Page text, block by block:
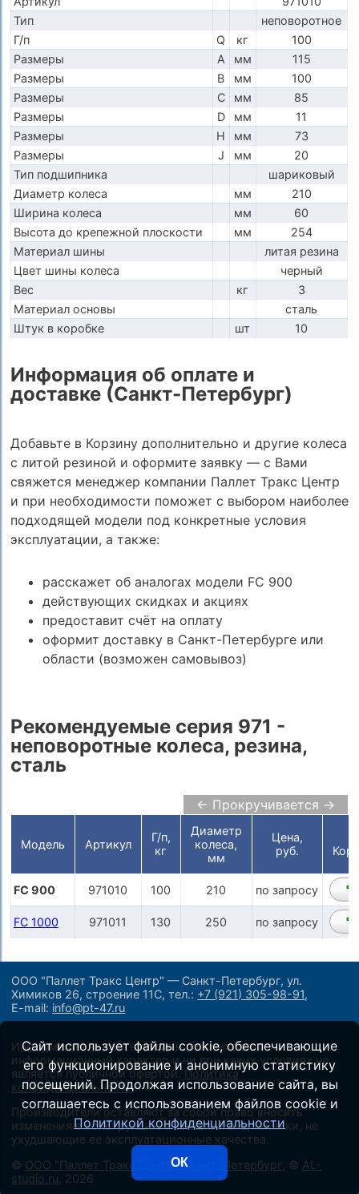
Тип
неповоротное
Г/п
Q кг
100
Размеры
A мм
115
Размеры
B мм
100
Размеры
C мм
85
Размеры
D мм
11
Размеры
H мм
73
Размеры
J мм
20
Тип подшипника
шариковый
Диаметр колеса
мм
210
Ширина колеса
мм
60
Высота до крепежной плоскости
мм
254
Материал шины
литая резина
Цвет шины колеса
черный
Вес
кг
3
Материал основы
сталь
Штук в коробке
шт 10
Информация об оплате и
доставке (Санкт-Петербург)
Добавьте в Корзину дополнительно и другие колеса
с литой резиной и оформите заявку — с Вами
свяжется менеджер компании Паллет Тракс Центр
и при необходимости поможет с выбором наиболее
подходящей модели под конкретные условия
эксплуатации, а также:
расскажет об аналогах модели FC 900
действующих скидках и акциях
предоставит счёт на оплату
оформит доставку в Санкт-Петербурге или
области (возможен самовывоз)
Рекомендуемые серия 971 -
неповоротные колеса, резина,
сталь
← Прокручивается →
Модель Артикул
Г/п,
кг
Диаметр
колеса,
мм
Цена,
руб.
FC 900 971010 100 210 по запросу
FC 1000 971011 130 250 по запросу
ООО "Паллет Тракс Центр" — Санкт-Петербург, ул.
Химиков 26, строение 11С,тел.: +7 (921) 305-98-91,
E-mail: info@pt-47.ru
Информация на сайте носит исключительно
информационный характер и ни при каких условиях не
является публичной офертой. Политика
конфиденциальности.
Производители оставляют за собой право вносить
изменения в конструкцию и внешний вид техники, не
ухудшающие ее эксплуатационные качества.
© ООО "Паллет Тракс Центр", Санкт-Петербург , © AL-
studio.ru , 2026
Сайт использует файлы cookie, обеспечивающие
его функционирование и анонимную статистику
посещений. Продолжая использование сайта, вы
соглашаетесь с использованием файлов cookie и
Политикой конфиденциальности
ОК